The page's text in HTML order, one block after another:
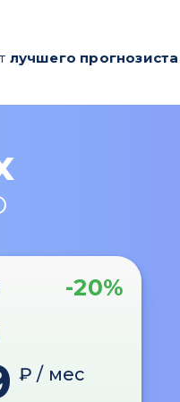
лучшего прогнозиста
-20%
₽ / мес